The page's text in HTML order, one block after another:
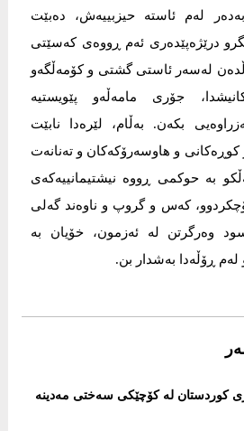
لەم ئاستە حیزبییەش، دەبێت
درێژەپێدەری ئەم ڕووەی کەسێتی
لەسەر ئاستی گشتی و کۆمەڵگەو
جۆری مامەڵەو پێویستیە
بکەن. بەڵام، لێرەدا نابێت
و ھاوسەرۆکەکان و تەنانەت
بە حوکمی ڕووە نیشتیمانییەکەی
کەس و گروپ و ناوەند گەلی
وەرگرتن لە ئەزمون، خۆیان بە
لەم ڕۆڵەدا بەشدار بن.
کوردستان لە کۆچێکی سەختی مەدینە